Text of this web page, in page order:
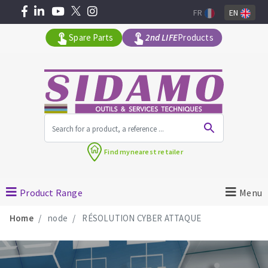
Angle grinders
Petrol saws
core-drilling machines
Spare Parts 2nd LIFEProducts
FR EN
Find mynearest retailer
Product Range Menu
Home node RÉSOLUTION CYBER ATTAQUE